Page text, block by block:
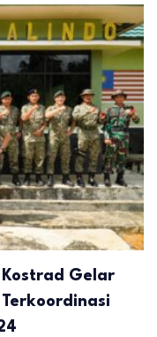
Kostrad Gelar